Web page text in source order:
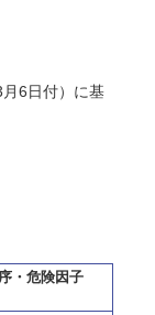
6日付）に基
・危険因子